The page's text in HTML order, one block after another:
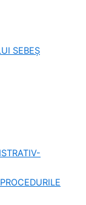
SEBEȘ